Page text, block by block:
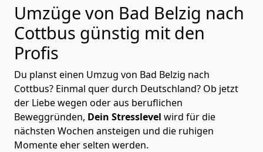
Umzüge von Bad Belzig nach
Cottbus günstig mit den
Profis
Du planst einen Umzug von Bad Belzig nach
Cottbus? Einmal quer durch Deutschland? Ob jetzt
der Liebe wegen oder aus beruflichen
Beweggründen, Dein Stresslevel wird für die
nächsten Wochen ansteigen und die ruhigen
Momente eher selten werden.